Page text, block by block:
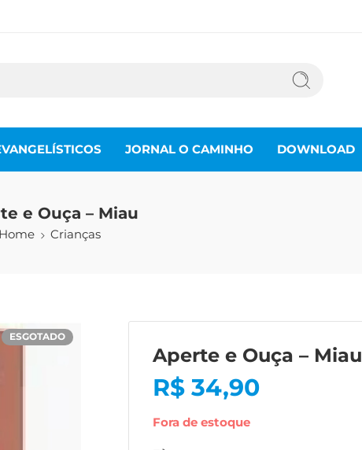
JORNAL O CAMINHO DOWNLOAD
e Ouça – Miau
Home Crianças
ESGOTADO
Aperte e Ouça – Miau
R$ 34,90
Fora de estoque